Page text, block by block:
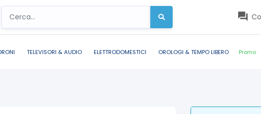
TELEVISORI & AUDIO ELETTRODOMESTICI OROLOGI & TEMPO LIBERO Promo